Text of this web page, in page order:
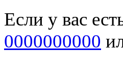
Если у вас
0000000000